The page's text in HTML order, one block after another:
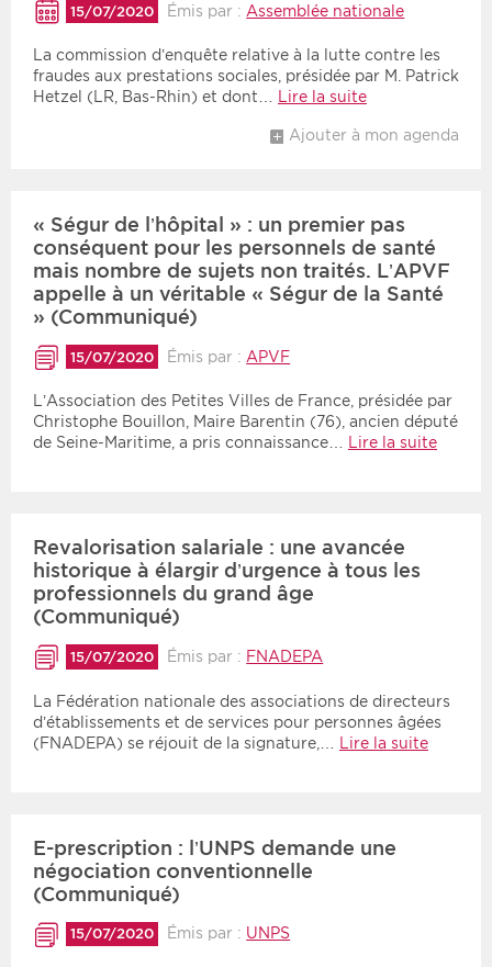
15/07/2020 Émis par : Assemblée nationale
La commission d’enquête relative à la lutte contre les
fraudes aux prestations sociales, présidée par M. Patrick
Hetzel (LR, Bas-Rhin) et dont…
Lire la suite
Ajouter à mon agenda
« Ségur de l’hôpital » : un premier pas
conséquent pour les personnels de santé
mais nombre de sujets non traités. L’APVF
appelle à un véritable « Ségur de la Santé
» (Communiqué)
15/07/2020 Émis par : APVF
L’Association des Petites Villes de France, présidée par
Christophe Bouillon, Maire Barentin (76), ancien député
de Seine-Maritime, a pris connaissance… Lire la suite
Revalorisation salariale : une avancée
historique à élargir d’urgence à tous les
professionnels du grand âge
(Communiqué)
15/07/2020 Émis par : FNADEPA
La Fédération nationale des associations de directeurs
d’établissements et de services pour personnes âgées
(FNADEPA) se réjouit de la signature,…
Lire la suite
E-prescription : l’UNPS demande une
négociation conventionnelle
(Communiqué)
15/07/2020 Émis par : UNPS